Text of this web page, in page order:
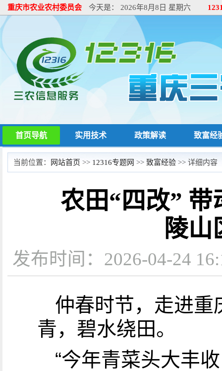
重庆市农业农村委员会 今天是： 2026年8月8日 星期六
首页导航 实用技术 政策解读 致富经
当前位置： 网站首页 >> 12316专题网 >> 致富经验 >> 详细内容
农田“四改”
陵
发布时间：2026-04-24
仲春时节，走进重
青，碧水绕田。
“今年青菜头大丰